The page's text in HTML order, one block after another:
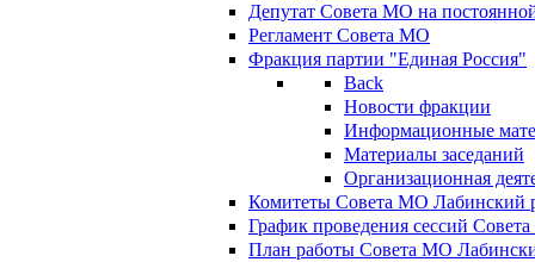
Депутат Совета МО на
Регламент Совета МО
Фракция партии "Единая Россия"
Back
Новости фракции
Информационные
Материалы заседаний
Организационная
Комитеты Совета МО Лабинский
График проведения сессий
План работы Совета МО